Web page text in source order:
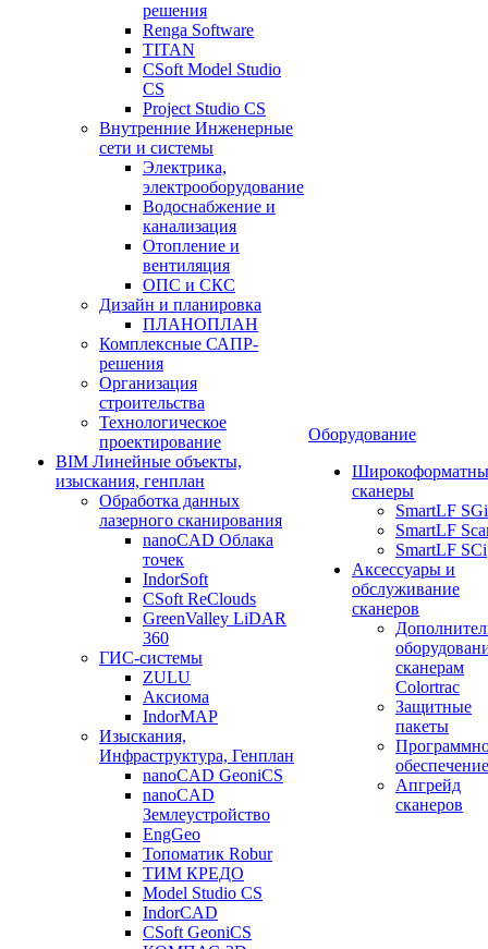
решения
Renga Software
TITAN
CSoft Model Studio
CS
Project Studio CS
Внутренние Инженерные
сети и системы
Электрика,
электрооборудование
Водоснабжение и
канализация
Отопление и
вентиляция
ОПС и СКС
Дизайн и планировка
ПЛАНОПЛАН
Комплексные САПР-
решения
Организация
строительства
Технологическое
проектирование
BIM Линейные объекты,
изыскания, генплан
Обработка данных
лазерного сканирования
nanoCAD Облака
точек
IndorSoft
CSoft ReClouds
GreenValley LiDAR
360
ГИС-системы
ZULU
Аксиома
IndorMAP
Изыскания,
Инфраструктура, Генплан
nanoCAD GeoniCS
nanoCAD
Землеустройство
EngGeo
Топоматик Robur
ТИМ КРЕДО
Model Studio CS
IndorCAD
CSoft GeoniCS
Оборудование
сканеры
SmartLF SGi
SmartLF
SmartLF SCi
Аксессуары и
обслуживание
сканеров
сканерам
Colortrac
Защитные
пакеты
обеспечение
Апгрейд
сканеров